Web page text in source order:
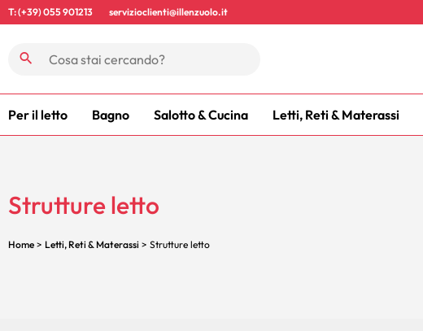
T: (+39) 055 901213 servizioclienti@illenzuolo.it
Per il letto Bagno Salotto & Cucina Letti, Reti & Materassi
Strutture letto
Home > Letti, Reti & Materassi > Strutture letto